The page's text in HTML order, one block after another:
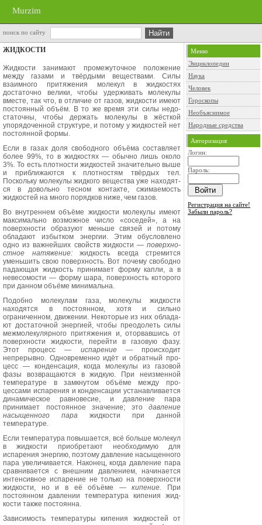
Murzim
поиск по сайту
ЖИДКОСТИ
Жидкости занимают промежуточное положение
между газами и твёрдыми веществами. Силы
взаимного притя­жения молекул в жидкостях
достаточ­но велики, чтобы удерживать молеку­лы
вместе, так что, в отличие от газов, жидкости имеют
постоянный объём. В то же время эти силы недо­
статочны, чтобы держать молекулы в жёсткой
упорядоченной структуре, и потому у жидкостей нет
постоян­ной формы.
Если в газах доля свободного объ­ёма составляет
более 99%,то в жид­костях — обычно лишь около
3%.То есть плотности жидкостей значительно выше
и приближаются к плот­ностям твёрдых тел.
Поскольку моле­кулы жидкого вещества уже находят­
ся в довольно тесном контакте, сжимаемость
жидкостей на много порядков ниже, чем газов.
Во внутреннем объёме жидкости молекулы имеют
максимально воз­можное число «соседей», а на
поверх­ности образуют меньше связей и по­тому
обладают избытком энергии. Этим обусловлено
одно из важней­ших свойств жидкости — поверхно­
стное натяжение: жидкость всегда стремится
уменьшить свою поверх­ность. Вот почему свободно
падаю­щая жидкость принимает форму кап­ли, а в
невесомости — форму шара, поверхность которого
при данном объёме минимальна.
Подобно молекулам газа, молеку­лы жидкости
находятся в постоян­ном, хотя и сильно
ограниченном, движении. Некоторые из них облада­
ют достаточной энергией, чтобы преодолеть силы
межмолекулярного притяжения и, оторвавшись от
по­верхности жидкости, перейти в газо­вую фазу.
Этот процесс — испаре­ние —
происходит
непрерывно. Одновременно идёт и обратный про­
цесс — конденсация, когда молекулы из газовой
фазы возвращаются в жидкую. При неизменной
температу­ре в замкнутом объёме между про­
цессами испарения и конденсации устанавливается
динамическое рав­новесие, и давление пара
принимает постоянное значение; это давление
насыщенного пара жидкости при данной
температуре.
Если температура повышается, всё больше молекул
в жидкости приобре­тают необходимую для
испарения энергию, поэтому давление насы­щенного
пара увеличивается. Нако­нец, когда давление пара
сравнивает­ся с внешним давлением, начинается
интенсивное испарение не только на поверхности
жидкости, но и в её объёме —кипение.
При
постоянном давлении температура кипения жид­
кости также постоянна.
Зависимость температуры кипе­ния жидкостей от
Меню
Энциклопедии
Наука
Человек
Гороскопы
Необъяснимое
Народные средства
Авторизация
Логин:
Пароль:
Регистрация на сайте!
Забыли пароль?